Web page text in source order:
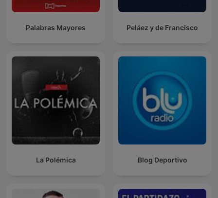
Palabras Mayores Peláez y de Francisco
La Polémica Blog Deportivo